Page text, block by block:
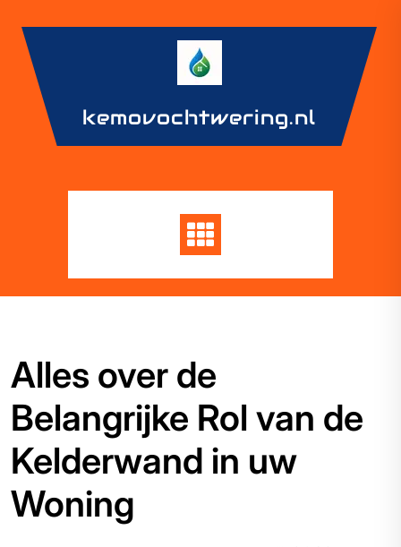
content
kemovochtwering.nl
Alles over de
Belangrijke Rol van de
Kelderwand in uw
Woning